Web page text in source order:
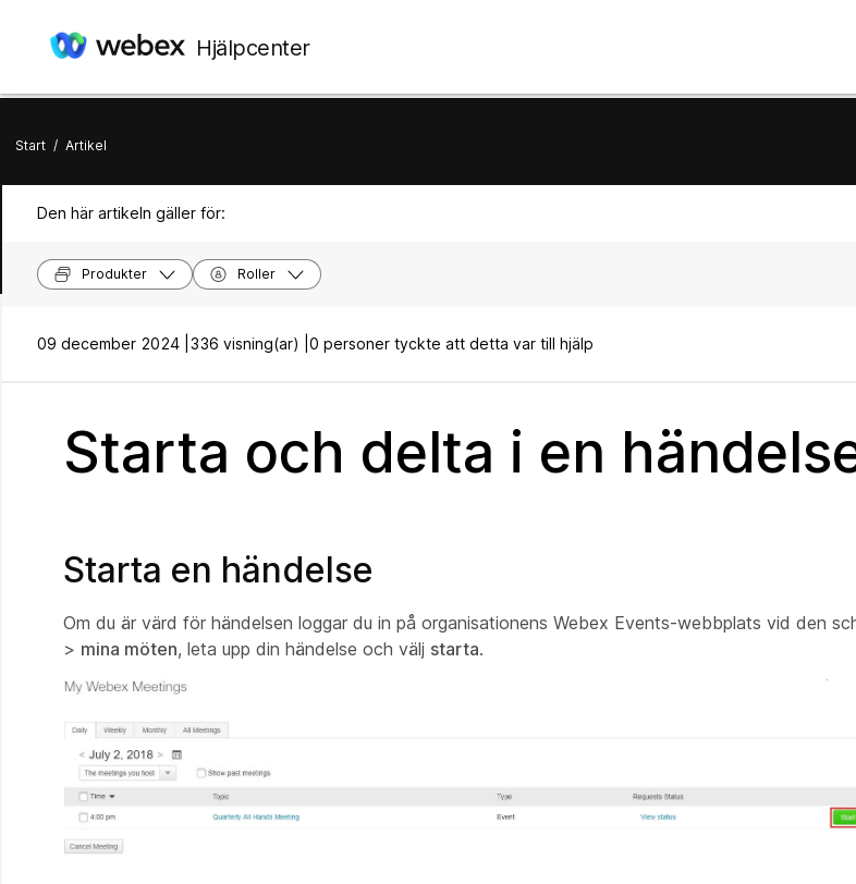
Hjälpcenter
Start / Artikel
Den här artikeln gäller för:
Produkter Roller
09 december 2024 | 336 visning(ar) | 0 personer tyckte att detta var till hjälp
Starta och delta i en
Starta en händelse
Om du är värd för händelsen loggar du in på organisationens Webex Events-webbplats vid den
> mina möten, leta upp din händelse och välj starta.